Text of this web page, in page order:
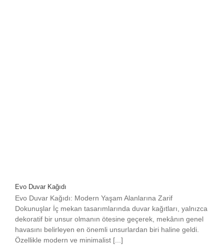
Evo Duvar Kağıdı
Evo Duvar Kağıdı: Modern Yaşam Alanlarına Zarif
Dokunuşlar İç mekan tasarımlarında duvar kağıtları, yalnızca
dekoratif bir unsur olmanın ötesine geçerek, mekânın genel
havasını belirleyen en önemli unsurlardan biri haline geldi.
Özellikle modern ve minimalist [...]